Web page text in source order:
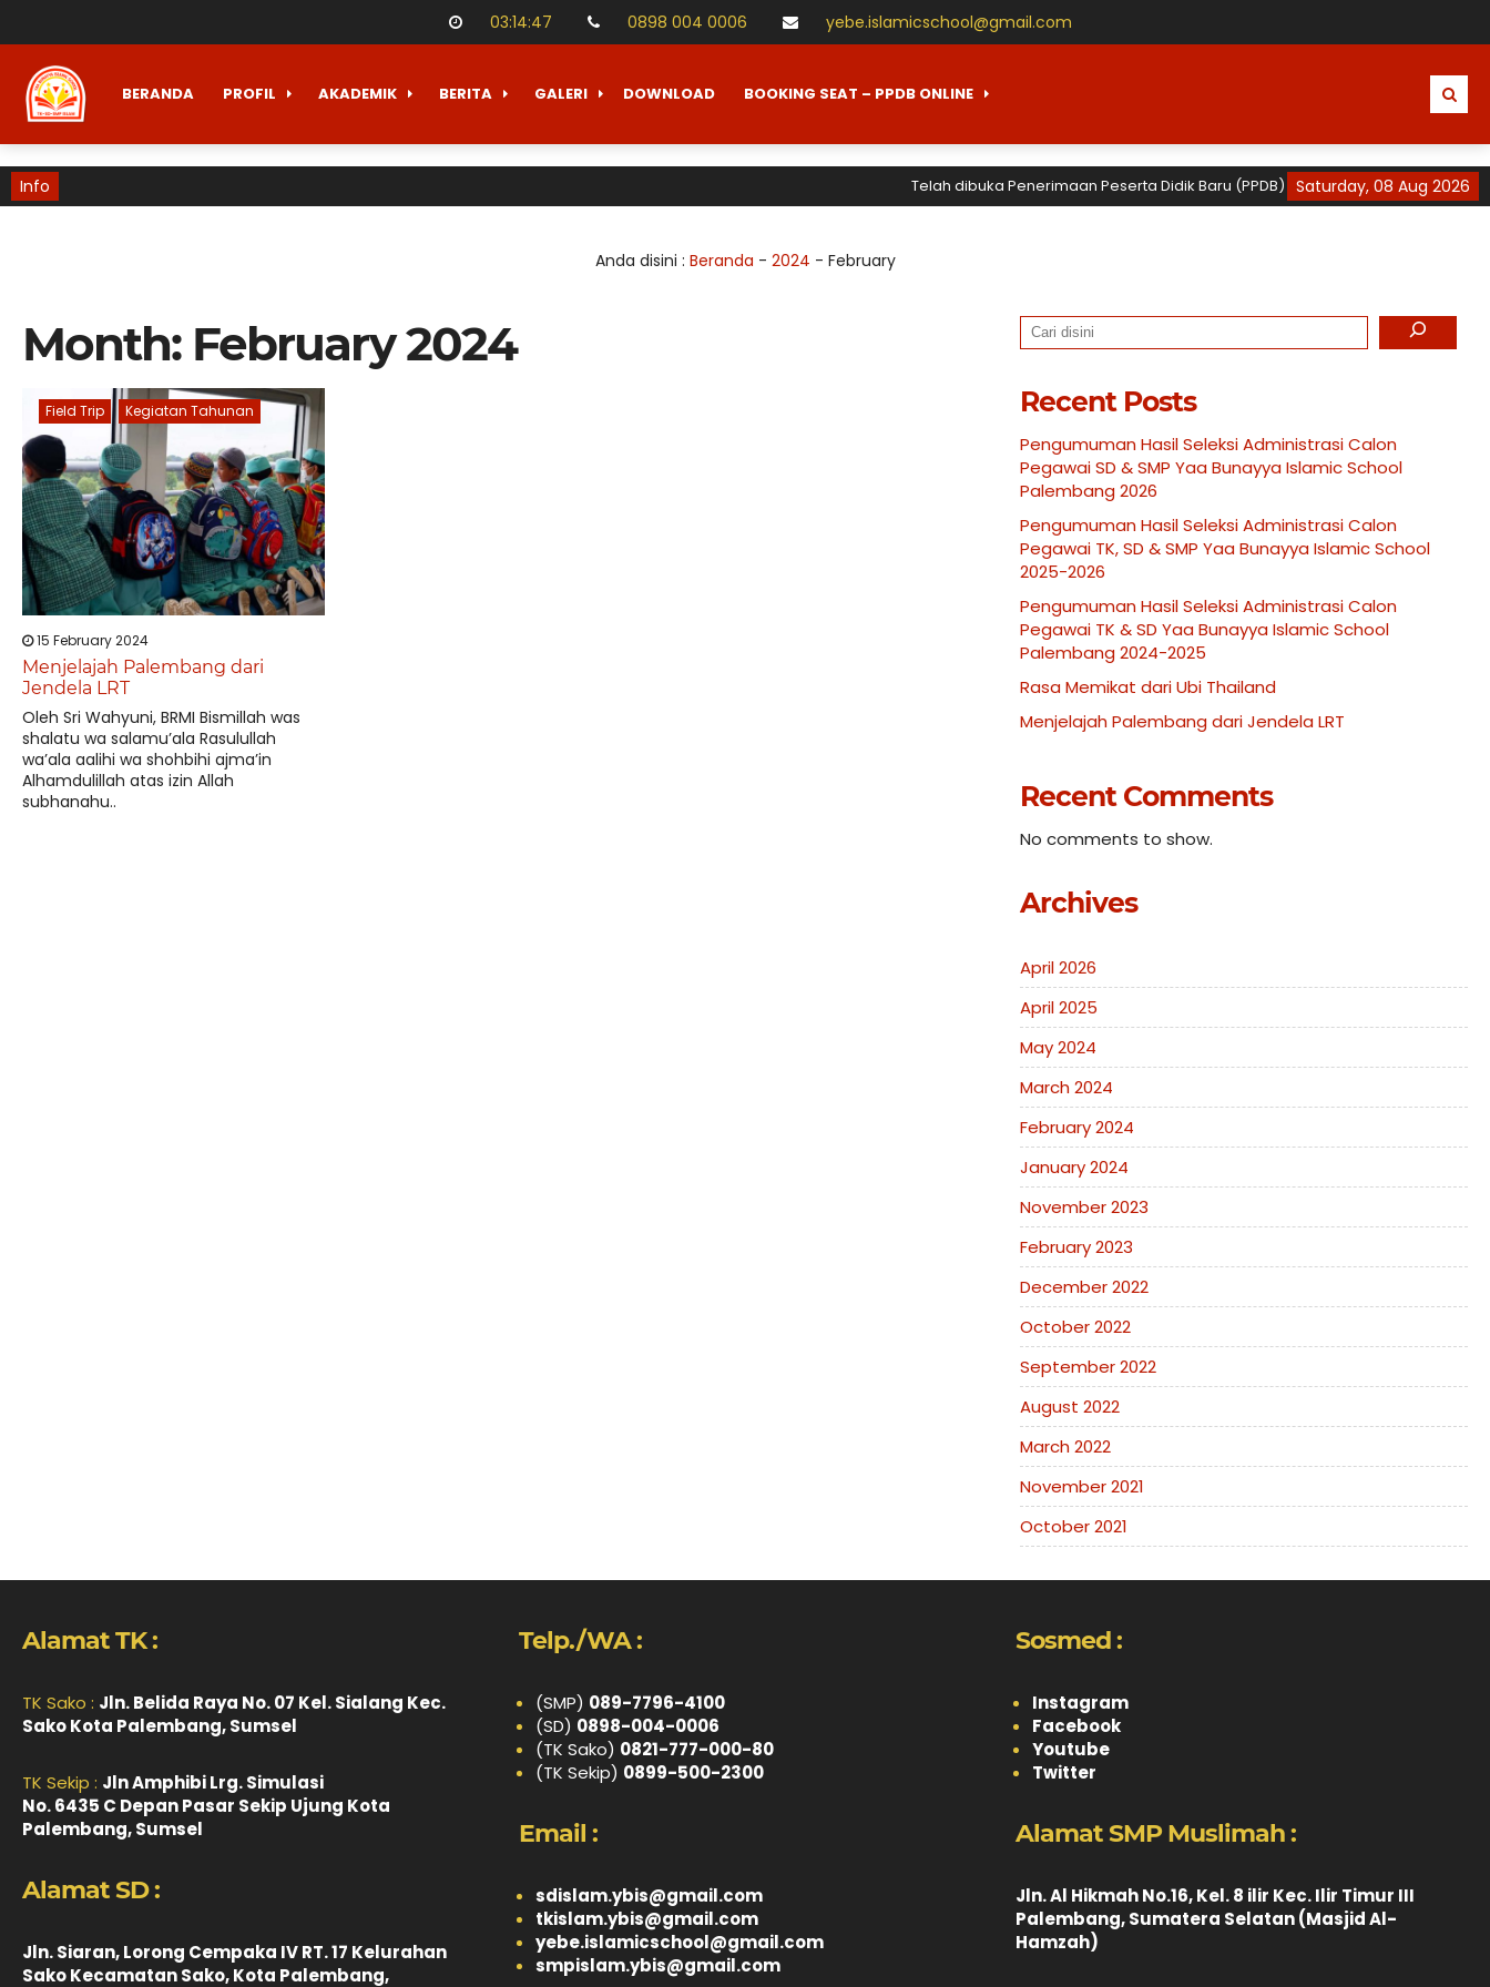
03:14:47 0898 004 0006 yebe.islamicschool@gmail.com
BERANDA PROFIL AKADEMIK BERITA GALERI DOWNLOAD BOOKING SEAT – PPDB ONLINE
Info Saturday, 08 Aug 2026
Telah dibuka Penerimaan Peserta Didik Baru (PPDB) Tahun Ajaran 2026 / 2027
Anda disini : Beranda - 2024 - February
Month: February 2024
Field Trip Kegiatan Tahunan
15 February 2024
Menjelajah Palembang dari
Jendela LRT
Oleh Sri Wahyuni, BRMI Bismillah was
shalatu wa salamu’ala Rasulullah
wa’ala aalihi wa shohbihi ajma’in
Alhamdulillah atas izin Allah
subhanahu..
Search
Recent Posts
Pengumuman Hasil Seleksi Administrasi Calon
Pegawai SD & SMP Yaa Bunayya Islamic School
Palembang 2026
Pengumuman Hasil Seleksi Administrasi Calon
Pegawai TK, SD & SMP Yaa Bunayya Islamic School
2025-2026
Pengumuman Hasil Seleksi Administrasi Calon
Pegawai TK & SD Yaa Bunayya Islamic School
Palembang 2024-2025
Rasa Memikat dari Ubi Thailand
Menjelajah Palembang dari Jendela LRT
Recent Comments
No comments to show.
Archives
April 2026
April 2025
May 2024
March 2024
February 2024
January 2024
November 2023
February 2023
December 2022
October 2022
September 2022
August 2022
March 2022
November 2021
October 2021
Alamat TK :
TK Sako : Jln. Belida Raya No. 07 Kel. Sialang Kec.
Sako Kota Palembang, Sumsel
TK Sekip : Jln Amphibi Lrg. Simulasi
No. 6435 C Depan Pasar Sekip Ujung Kota
Palembang, Sumsel
Alamat SD :
Jln. Siaran, Lorong Cempaka IV RT. 17 Kelurahan
Sako Kecamatan Sako, Kota Palembang,
Telp./WA :
(SMP) 089-7796-4100
(SD) 0898-004-0006
(TK Sako) 0821-777-000-80
(TK Sekip) 0899-500-2300
Email :
sdislam.ybis@gmail.com
tkislam.ybis@gmail.com
yebe.islamicschool@gmail.com
smpislam.ybis@gmail.com
Sosmed :
Instagram
Facebook
Youtube
Twitter
Alamat SMP Muslimah :
Jln. Al Hikmah No.16, Kel. 8 ilir Kec. Ilir Timur III
Palembang, Sumatera Selatan (Masjid Al-
Hamzah)